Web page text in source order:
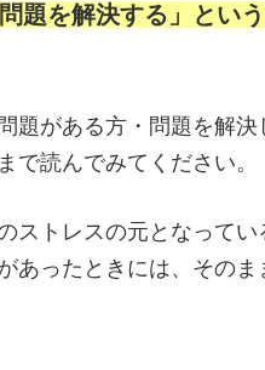
問題を解決する」とい
題がある方・問題を解
で読んでみてください。
ストレスの元となって
あったときには、その